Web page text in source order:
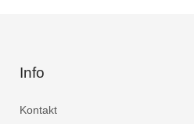
Info
Kontakt